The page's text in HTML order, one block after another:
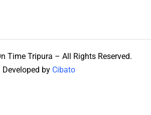
Time Tripura – All Rights Reserved.
Developed by Cibato